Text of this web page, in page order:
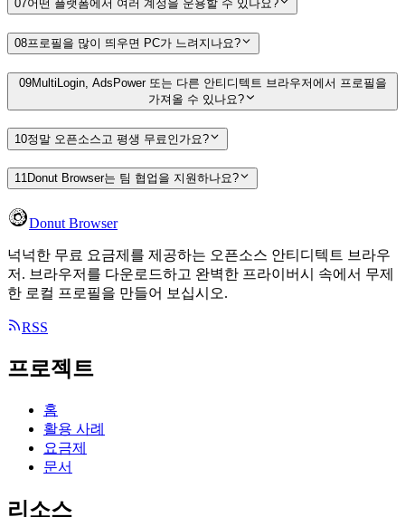
07어떤 플랫폼에서 여러 계정을 운용할 수 있나요?
08프로필을 많이 띄우면 PC가 느려지나요?
09MultiLogin, AdsPower 또는 다른 안티디텍트 브라우저에서 프로필을
가져올 수 있나요?
10정말 오픈소스고 평생 무료인가요?
11Donut Browser는 팀 협업을 지원하나요?
Donut Browser
넉넉한 무료 요금제를 제공하는 오픈소스 안티디텍트 브라우
저. 브라우저를 다운로드하고 완벽한 프라이버시 속에서 무제
한 로컬 프로필을 만들어 보십시오.
RSS
프로젝트
홈
활용 사례
요금제
문서
리소스